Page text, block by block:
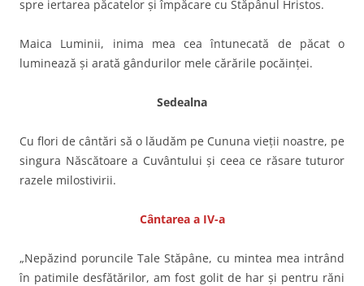
spre iertarea păcatelor şi împăcare cu Stăpânul Hristos.
Maica Luminii, inima mea cea întunecată de păcat o
luminează şi arată gândurilor mele cărările pocăinţei.
Sedealna
Cu flori de cântări să o lăudăm pe Cununa vieţii noastre, pe
singura Născătoare a Cuvântului şi ceea ce răsare tuturor
razele milostivirii.
Cântarea a IV-a
„Nepăzind poruncile Tale Stăpâne, cu mintea mea intrând
în patimile desfătărilor, am fost golit de har şi pentru răni